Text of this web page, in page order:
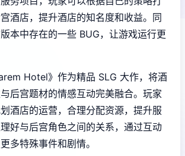
酒店，提升酒店的知名度和收益。同
本中存在的一些 BUG，让游戏运行更
Hotel》作为精品 SLG 大作，将酒
后宫题材的情感互动完美融合。玩家
酒店的运营，合理分配资源，提升服
好与后宫角色之间的关系，通过互动
多特殊事件和剧情。